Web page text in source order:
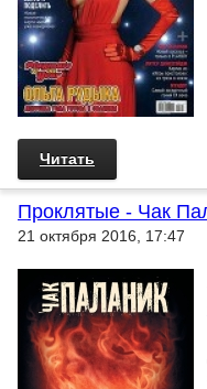
Читать
Проклятые - Чак
21 октября 2016, 17:47